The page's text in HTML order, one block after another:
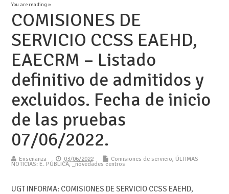
You are reading »
COMISIONES DE
SERVICIO CCSS EAEHD,
EAECRM – Listado
definitivo de admitidos y
excluidos. Fecha de inicio
de las pruebas
07/06/2022.
Enseñanza 03/06/2022 Comisiones de servicio, ÚLTIMAS
NOTICIAS: E. PÚBLICA,_novedades centros
UGT INFORMA: COMISIONES DE SERVICIO CCSS EAEHD,